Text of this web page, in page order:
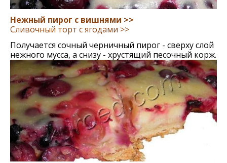
Нежный пирог с вишнями >>
Сливочный торт с ягодами >>
Получается сочный черничный пирог - сверху слой
нежного мусса, а снизу - хрустящий песочный корж.